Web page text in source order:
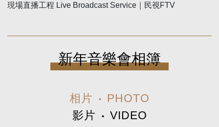
現場直播工程 Live Broadcast Service｜民視FTV
新年音樂會相簿
相片 ‧ PHOTO
影片 ‧ VIDEO